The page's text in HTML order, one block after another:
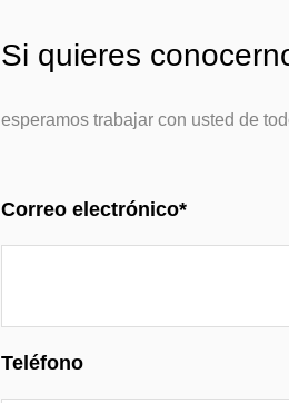
Si quieres
esperamos trabajar con usted de
Correo electrónico*
Teléfono